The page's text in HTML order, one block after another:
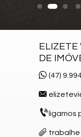
ELIZETE
DE
(47)
ligamos